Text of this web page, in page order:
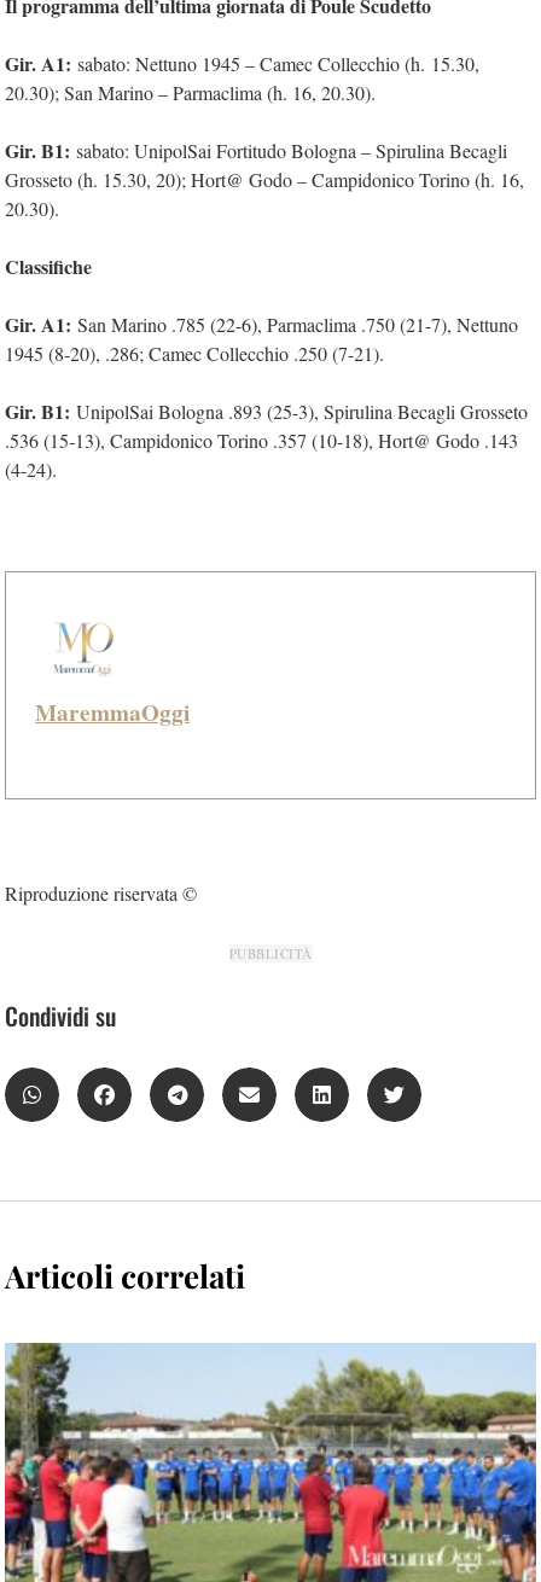
Gir. A1: sabato: Nettuno 1945 – Camec Collecchio (h. 15.30,
20.30); San Marino – Parmaclima (h. 16, 20.30).
Gir. B1: sabato: UnipolSai Fortitudo Bologna – Spirulina Becagli
Grosseto (h. 15.30, 20); Hort@ Godo – Campidonico Torino (h. 16,
20.30).
Classifiche
Gir. A1: San Marino .785 (22-6), Parmaclima .750 (21-7), Nettuno
1945 (8-20), .286; Camec Collecchio .250 (7-21).
Gir. B1: UnipolSai Bologna .893 (25-3), Spirulina Becagli Grosseto
.536 (15-13), Campidonico Torino .357 (10-18), Hort@ Godo .143
(4-24).
MaremmaOggi
Riproduzione riservata ©
PUBBLICITÀ
Condividi su
Articoli correlati